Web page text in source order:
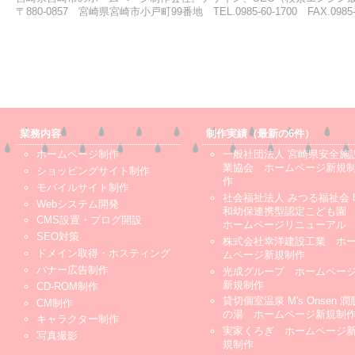
〒880-0857 宮崎県宮崎市小戸町99番地 TEL.0985-60-1700
業務内容
ホームページ制作
ショッピングサイト制作
モバイルサイト制作
Webシステム開発
CMS設置・ブログ開設
SEO対策
ドメイン取得・ホスティング
バナー広告制作
CD-ROM制作
CM制作
キャラクター制作
写真撮影
制作実績（最新の6件）
一般社団法人 宮崎県安全施
業協会 ホームページ新規
作
社会福祉法人 みつる福祉会
和幼保連携型認定こども
ホームページリニューアル
株式会社幸洋建設工業 ホ
ムページ新規制作
光成グループ ホームペー
新規制作
貸切個室温泉 M's Onsen 潤
の湯 ホームページ新規制
実家くろぎ ホームページ
規制作